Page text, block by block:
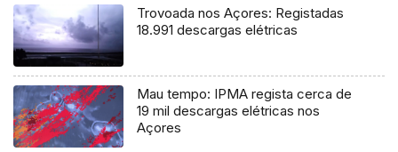
Trovoada nos Açores: Registadas
18.991 descargas elétricas
Mau tempo: IPMA regista cerca de
19 mil descargas elétricas nos
Açores